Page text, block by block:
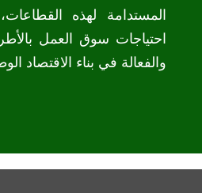
المستدامة لهذه القطاعات،
احتياجات سوق العمل بالأطر
والفعالة في بناء الاقتصاد